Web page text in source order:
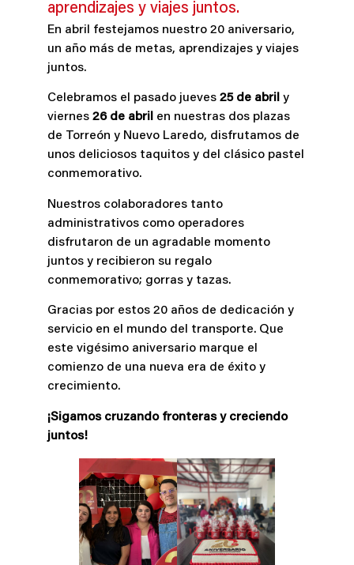
aprendizajes y viajes juntos.
En abril festejamos nuestro 20 aniversario,
un año más de metas, aprendizajes y viajes
juntos.
Celebramos el pasado jueves 25 de abril y
viernes 26 de abril en nuestras dos plazas
de Torreón y Nuevo Laredo, disfrutamos de
unos deliciosos taquitos y del clásico pastel
conmemorativo.
Nuestros colaboradores tanto
administrativos como operadores
disfrutaron de un agradable momento
juntos y recibieron su regalo
conmemorativo; gorras y tazas.
Gracias por estos 20 años de dedicación y
servicio en el mundo del transporte. Que
este vigésimo aniversario marque el
comienzo de una nueva era de éxito y
crecimiento.
¡Sigamos cruzando fronteras y creciendo
juntos!